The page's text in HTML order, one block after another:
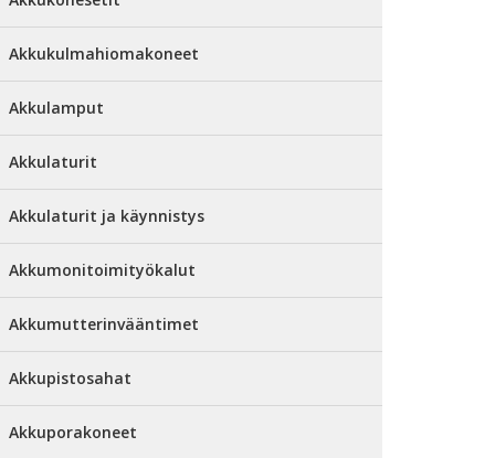
Akkukulmahiomakoneet
Akkulamput
Akkulaturit
Akkulaturit ja käynnistys
Akkumonitoimityökalut
Akkumutterinvääntimet
Akkupistosahat
Akkuporakoneet